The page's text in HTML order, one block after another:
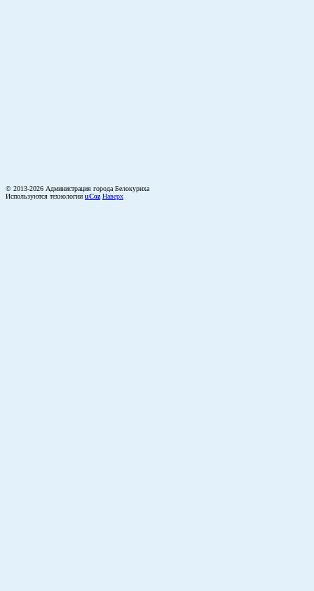
© 2013-2026 Администрация города Белокуриха
Используются технологии uCoz Наверх